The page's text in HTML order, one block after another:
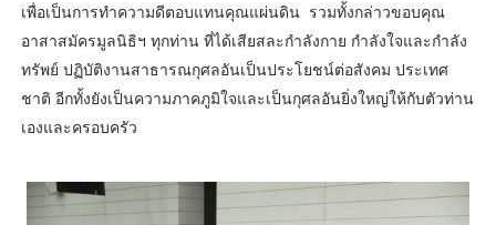
เพื่อเป็นการทำความดีตอบแทนคุณแผ่นดิน รวมทั้งกล่าวขอบคุณ
อาสาสมัครมูลนิธิฯ ทุกท่าน ที่ได้เสียสละกำลังกาย กำลังใจและกำลัง
ทรัพย์ ปฏิบัติงานสาธารณกุศลอันเป็นประโยชน์ต่อสังคม ประเทศ
ชาติ อีกทั้งยังเป็นความภาคภูมิใจและเป็นกุศลอันยิ่งใหญ่ให้กับตัวท่าน
เองและครอบครัว